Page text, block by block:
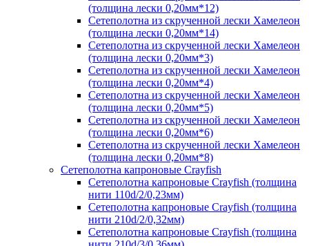
(толщина лески 0,20мм*12)
Сетеполотна из скрученной лески Хамелеон
(толщина лески 0,20мм*14)
Сетеполотна из скрученной лески Хамелеон
(толщина лески 0,20мм*3)
Сетеполотна из скрученной лески Хамелеон
(толщина лески 0,20мм*4)
Сетеполотна из скрученной лески Хамелеон
(толщина лески 0,20мм*5)
Сетеполотна из скрученной лески Хамелеон
(толщина лески 0,20мм*6)
Сетеполотна из скрученной лески Хамелеон
(толщина лески 0,20мм*8)
Сетеполотна капроновые Crayfish
Сетеполотна капроновые Crayfish (толщина
нити 110d/2/0,23мм)
Сетеполотна капроновые Crayfish (толщина
нити 210d/2/0,32мм)
Сетеполотна капроновые Crayfish (толщина